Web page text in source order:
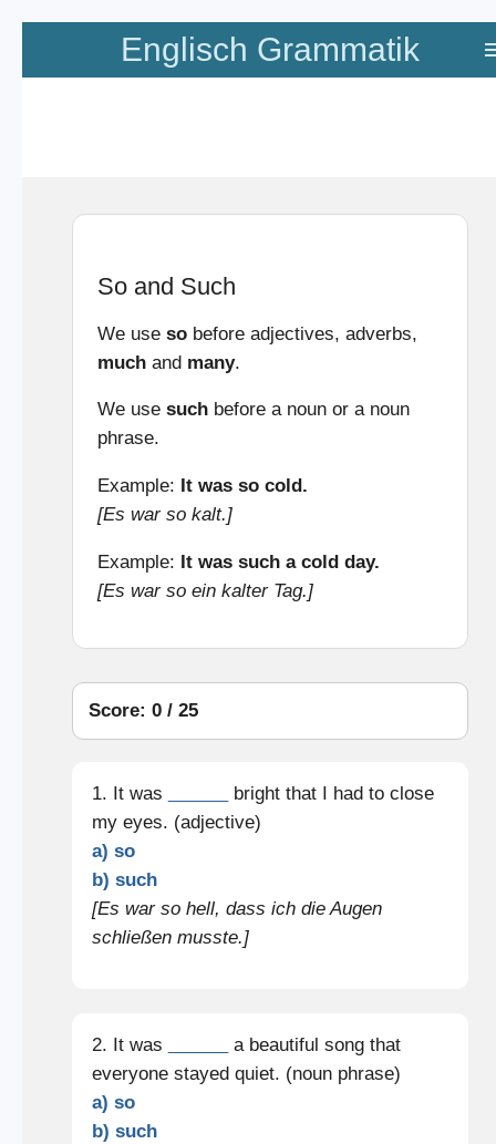
Zum
springen
Englisch Grammatik
So and Such
We use sobefore adjectives, adverbs,
muchand many.
We use suchbefore a noun or a noun
phrase.
Example: It was so cold.
[Es war so kalt.]
Example: It was such a cold day.
[Es war so ein kalter Tag.]
Score: 0 / 25
1. It was
bright that I had to close
my eyes. (adjective)
a) so
b) such
[Es war so hell, dass ich die Augen
schließen musste.]
2. It was
a beautiful song that
everyone stayed quiet. (noun phrase)
a) so
b) such